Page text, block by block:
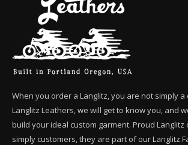
When you order a Langlitz, you are not simply a
Langlitz Leathers, we will get to know you, and
build your ideal custom garment. Proud
simply customers, they are part of our Langlitz